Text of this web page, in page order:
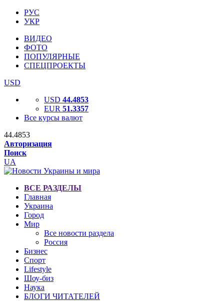
РУС
УКР
ВИДЕО
ФОТО
ПОПУЛЯРНЫЕ
СПЕЦПРОЕКТЫ
USD
USD 44.4853
EUR 51.3357
Все курсы валют
44.4853
Авторизация
Поиск
UA
ВСЕ РАЗДЕЛЫ
Главная
Украина
Город
Мир
Все новости раздела
Россия
Бизнес
Спорт
Lifestyle
Шоу-биз
Наука
БЛОГИ ЧИТАТЕЛЕЙ